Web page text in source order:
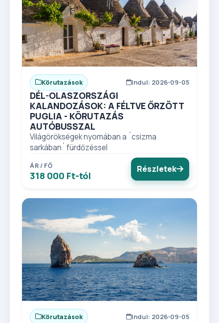
Körutazások Indul: 2026-09-05
DÉL-OLASZORSZÁGI
KALANDOZÁSOK: A FÉLTVE ŐRZÖTT
PUGLIA - KÖRUTAZÁS
AUTÓBUSSZAL
Világörökségek nyomában a ´csizma
sarkában´ fürdőzéssel
ÁR / FŐ
318 000 Ft-tól
Részletek
Körutazások Indul: 2026-09-05